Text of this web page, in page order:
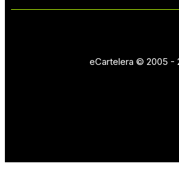
eCartelera © 2005 -